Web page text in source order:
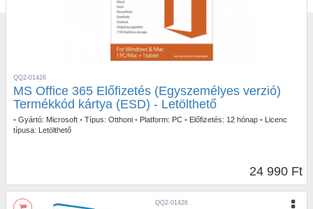
QQ2-01426
MS Office 365 Előfizetés (Egyszemélyes verzió)
Termékkód kártya (ESD) - Letölthető
• Gyártó: Microsoft • Típus: Otthoni • Platform: PC • Előfizetés: 12 hónap • Licenc
típusa: Letölthető
24 990 Ft
QQ2-01426